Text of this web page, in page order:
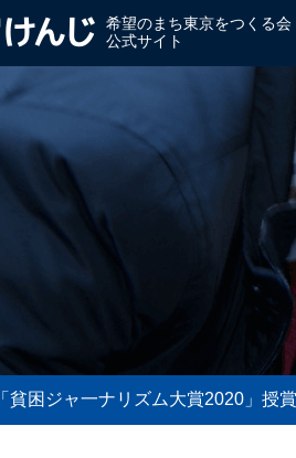
希望のまち東京をつくる会
公式サイト
「貧困ジャ一ナリズム大賞2020」授